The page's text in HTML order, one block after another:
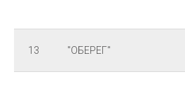
13 "ОБЕРЕГ"